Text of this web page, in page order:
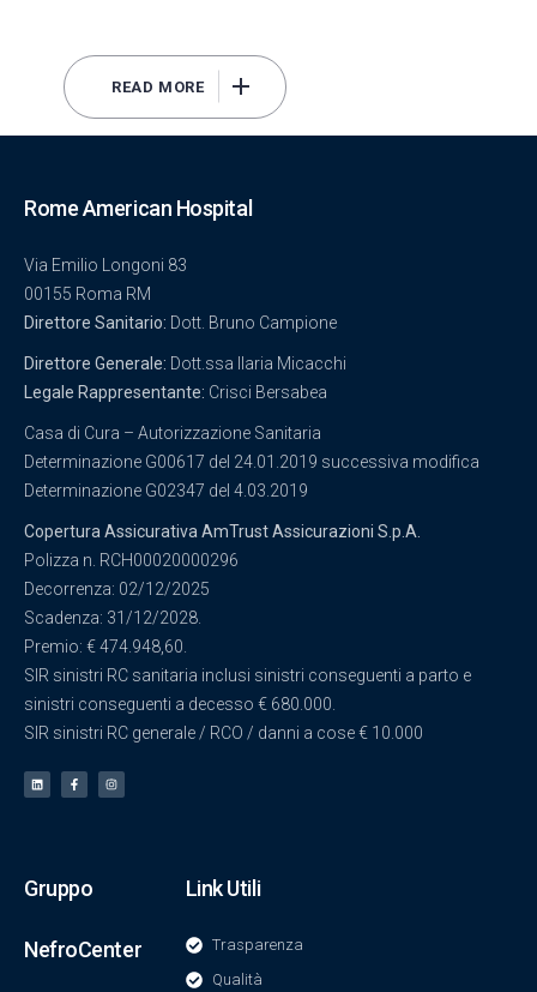
READ MORE
Rome American Hospital
Via Emilio Longoni 83
00155 Roma RM
Direttore Sanitario: Dott. Bruno Campione
Direttore Generale: Dott.ssa Ilaria Micacchi
Legale Rappresentante: Crisci Bersabea
Casa di Cura – Autorizzazione Sanitaria
Determinazione G00617 del 24.01.2019 successiva modifica
Determinazione G02347 del 4.03.2019
Copertura Assicurativa AmTrust Assicurazioni S.p.A.
Polizza n. RCH00020000296
Decorrenza: 02/12/2025
Scadenza: 31/12/2028.
Premio: € 474.948,60.
SIR sinistri RC sanitaria inclusi sinistri conseguenti a parto e
sinistri conseguenti a decesso € 680.000.
SIR sinistri RC generale / RCO / danni a cose € 10.000
Gruppo
NefroCenter
Link Utili
Trasparenza
Qualità